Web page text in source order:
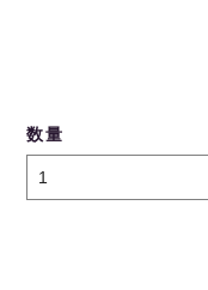
数量